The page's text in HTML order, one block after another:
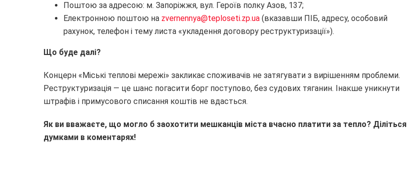
Поштою за адресою: м. Запоріжжя, вул. Героїв полку Азов, 137;
Електронною поштою на zvernennya@teploseti.zp.ua (вказавши ПІБ, адресу, особовий
рахунок, телефон і тему листа «укладення договору реструктуризації»).
Що буде далі?
Концерн «Міські теплові мережі» закликає споживачів не затягувати з вирішенням проблеми.
Реструктуризація — це шанс погасити борг поступово, без судових тяганин. Інакше уникнути
штрафів і примусового списання коштів не вдасться.
Як ви вважаєте, що могло б заохотити мешканців міста вчасно платити за тепло? Діліться
думками в коментарях!